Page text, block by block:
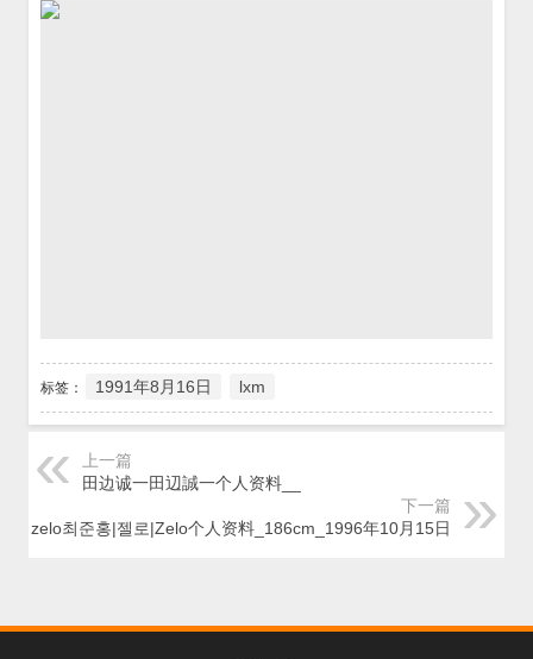
标签： 1991年8月16日 lxm
上一篇
田边诚一田辺誠一个人资料__
下一篇
zelo최준홍|젤로|Zelo个人资料_186cm_1996年10月15日